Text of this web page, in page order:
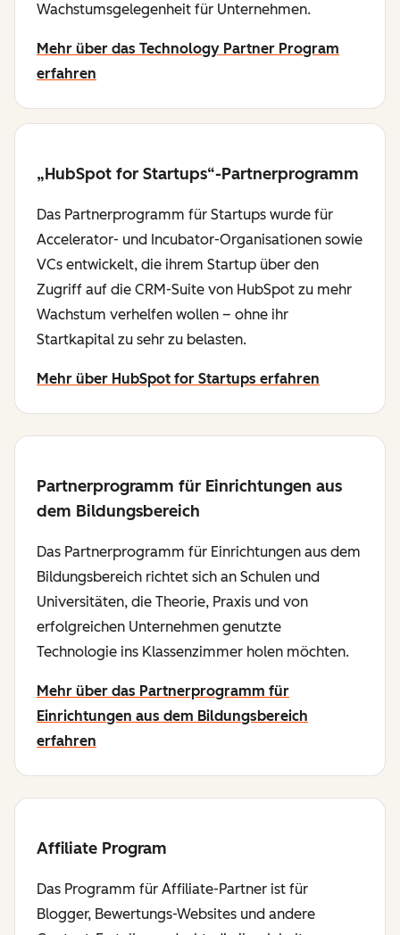
Wachstumsgelegenheit für Unternehmen.
Mehr über das Technology Partner Program
erfahren
„HubSpot for Startups“-Partnerprogramm
Das Partnerprogramm für Startups wurde für
Accelerator- und Incubator-Organisationen sowie
VCs entwickelt, die ihrem Startup über den
Zugriff auf die CRM-Suite von HubSpot zu mehr
Wachstum verhelfen wollen – ohne ihr
Startkapital zu sehr zu belasten.
Mehr über HubSpot for Startups erfahren
Partnerprogramm für Einrichtungen aus
dem Bildungsbereich
Das Partnerprogramm für Einrichtungen aus dem
Bildungsbereich richtet sich an Schulen und
Universitäten, die Theorie, Praxis und von
erfolgreichen Unternehmen genutzte
Technologie ins Klassenzimmer holen möchten.
Mehr über das Partnerprogramm für
Einrichtungen aus dem Bildungsbereich
erfahren
Affiliate Program
Das Programm für Affiliate-Partner ist für
Blogger, Bewertungs-Websites und andere